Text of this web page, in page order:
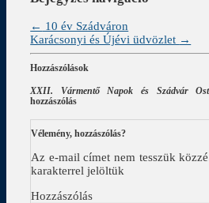
← 10 év Szádváron
Karácsonyi és Újévi üdvözlet →
Hozzászólások
XXII. Vármentő Napok és Szádvár
hozzászólás
Vélemény, hozzászólás?
Az e-mail címet nem tesszük
karakterrel jelöltük